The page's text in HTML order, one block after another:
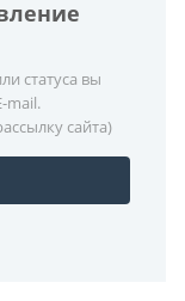
статуса вы
mail.
сайта)